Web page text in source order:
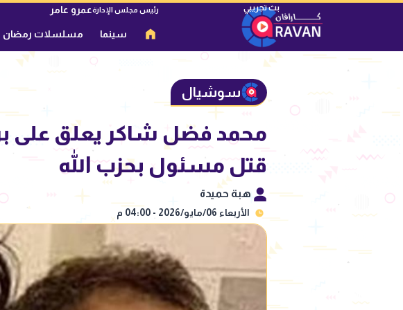
رئيس مجلس الإدارةعمرو عامر
سينما مسلسلات رمضان 2026
سوشيال
محمد فضل شاكر يعلق على
قتل مسئول بحزب الله
هبة حميدة
الأربعاء 06/مايو/2026 - 04:00 م